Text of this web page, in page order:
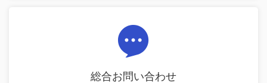
総合お問い合わせ